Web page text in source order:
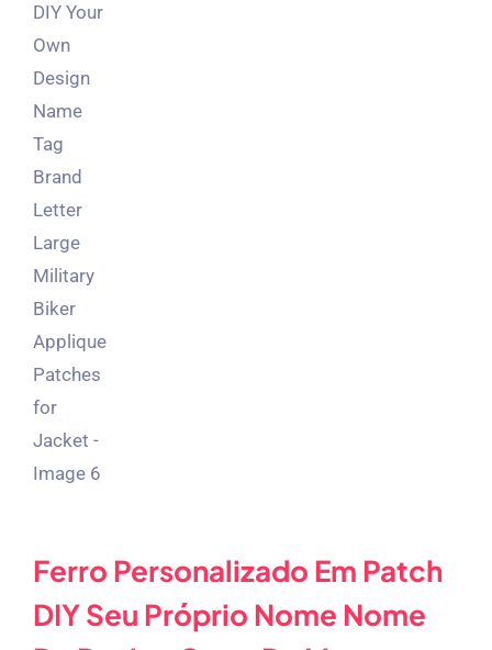
Ferro Personalizado Em Patch
DIY Seu Próprio Nome Nome